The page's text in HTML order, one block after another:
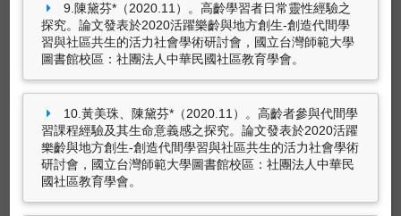
27筆資料 more...
Portugal: World Institute for Advanced
Research and Science (WIARS).
陳黛芬*（2022.11）。代間學習與高齡教育
文發表於青銀共創代間學習研討會，中臺科技大
陳黛芬*（2022.10）。大學代間學習課程的實施
與成效。論文發表於2022 「共創全齡友善社
會」代間學習融入課程之教學研究成果發表暨代
間方案學術研討會，線上：國立中正大學成人及
繼續教育學系。
專書
陳黛芬、陳鶴元、王怡玫（2025.04）。55+ 活
躍幸福學堂-樂齡生命教育 (帶領人手冊+培訓講
義)。新北市新莊區中正路708號7樓：上好社會
企業股份有限公司。（ISBN：
9.陳黛芬*（2020.11）。高齡學習者日常靈性經驗之
探究。論文發表於2020活躍樂齡與地方創生-創造代間學
習與社區共生的活力社會學術研討會，國立台灣師範大學
圖書館校區：社團法人中華民國社區教育學會。
10.黃美珠、陳黛芬*（2020.11）。高齡者參與代間學
習課程經驗及其生命意義感之探究。論文發表於2020活躍
樂齡與地方創生-創造代間學習與社區共生的活力社會學術
研討會，國立台灣師範大學圖書館校區：社團法人中華民
國社區教育學會。